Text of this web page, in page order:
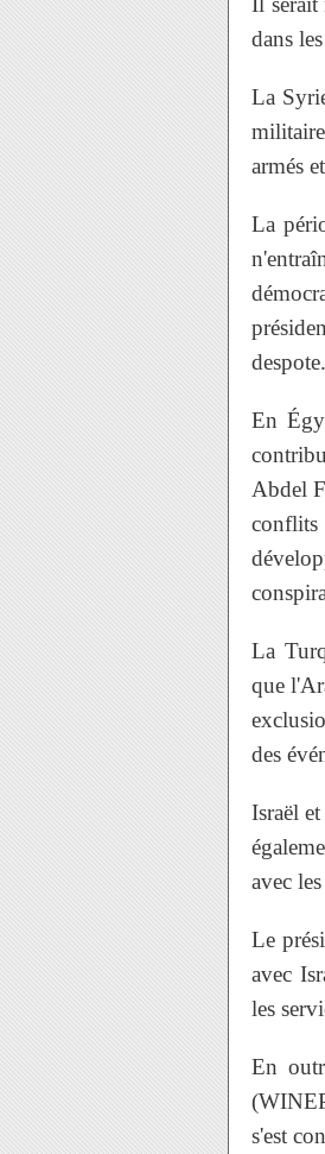
dans
La
armés
La
despote.
En
Abdel
La
que
des
Israël
avec
Le
avec
les
En
s'est